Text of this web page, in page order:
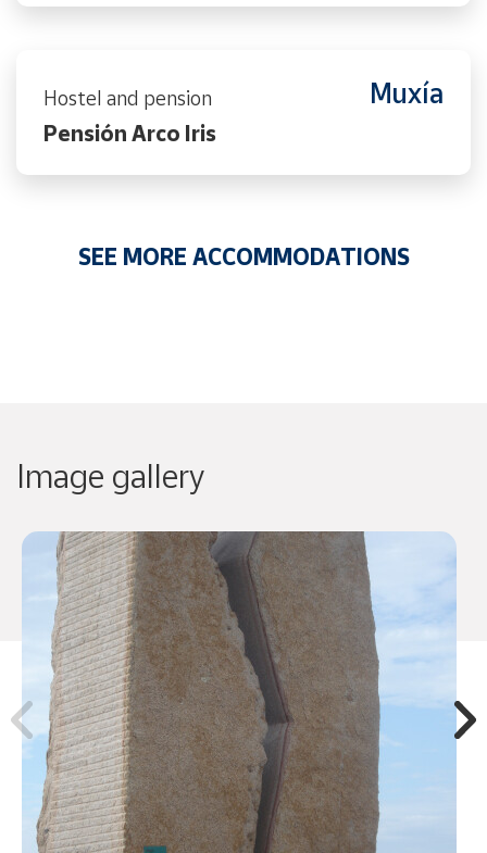
Hostel and pension Muxía
Pensión Arco Iris
SEE MORE ACCOMMODATIONS
Image gallery